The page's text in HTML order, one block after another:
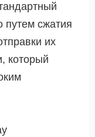
путем сжатия
их
который